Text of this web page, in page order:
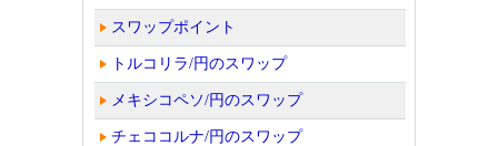
スワップポイント
トルコリラ/円のスワップ
メキシコペソ/円のスワップ
チェココルナ/円のスワップ